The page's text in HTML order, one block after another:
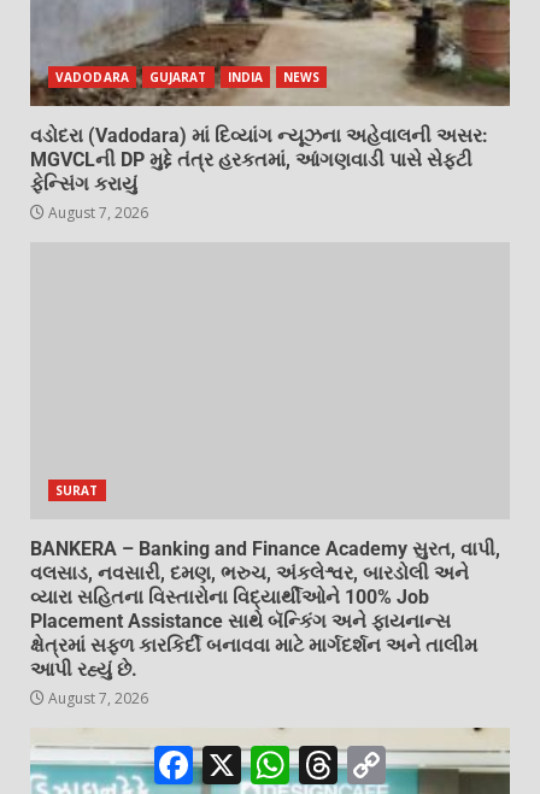
VADODARA GUJARAT INDIA NEWS
વડોદરા (Vadodara) માં દિવ્યાંગ ન્યૂઝના અહેવાલની અસર:
MGVCLની DP મુદ્દે તંત્ર હરકતમાં, આંગણવાડી પાસે સેફ્ટી
ફેન્સિંગ કરાયું
August 7, 2026
SURAT
BANKERA – Banking and Finance Academy સુરત, વાપી,
વલસાડ, નવસારી, દમણ, ભરુચ, અંકલેશ્વર, બારડોલી અને
વ્યારા સહિતના વિસ્તારોના વિદ્યાર્થીઓને 100% Job
Placement Assistance સાથે બૅન્કિંગ અને ફાયનાન્સ
ક્ષેત્રમાં સફળ કારકિર્દી બનાવવા માટે માર્ગદર્શન અને તાલીમ
આપી રહ્યું છે.
August 7, 2026
Facebook
X WhatsApp
Threads
Copy
Link